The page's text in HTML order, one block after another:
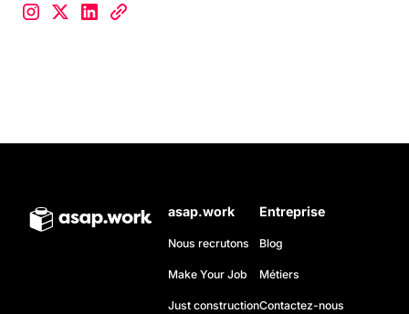
asap.work
Nous recrutons
Make Your Job
Just construction
Entreprise
Blog
Métiers
Contactez-nous